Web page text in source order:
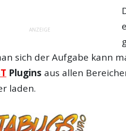
ANZEIGE
sich der Aufgabe kann
Plugins aus allen
laden.